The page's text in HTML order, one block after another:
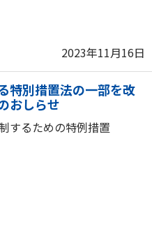
2023年11月16日
特別措置法の一部を改
おしらせ
するための特例措置